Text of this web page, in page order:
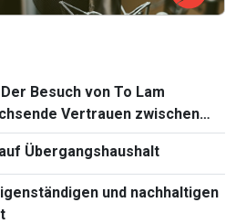
Besuch von To Lam
Vertrauen zwischen
Übergangshaushalt
und nachhaltigen